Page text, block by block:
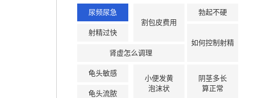
尿频尿急
割包皮费用
射精过快
肾虚怎么调理
龟头敏感
小便发黄
泡沫状
龟头流脓
勃起不硬
如何控制射精
阴茎多长
算正常